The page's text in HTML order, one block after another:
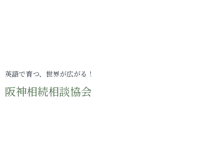
英語で育つ、世界が広がる！
阪神相続相談協会